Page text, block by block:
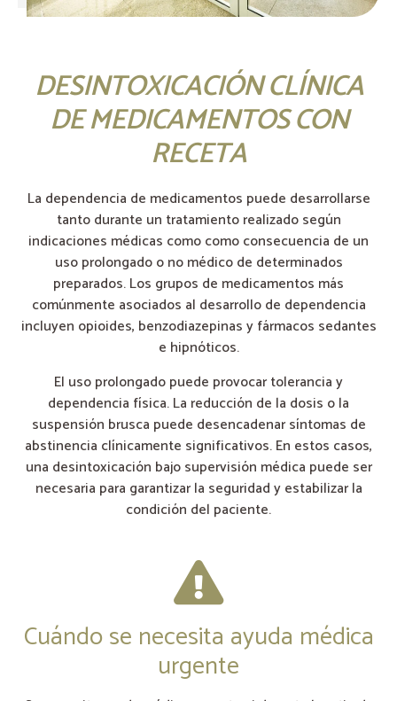
DESINTOXICACIÓN CLÍNICA
DE MEDICAMENTOS CON
RECETA
La dependencia de medicamentos puede desarrollarse
tanto durante un tratamiento realizado según
indicaciones médicas como como consecuencia de un
uso prolongado o no médico de determinados
preparados. Los grupos de medicamentos más
comúnmente asociados al desarrollo de dependencia
incluyen opioides, benzodiazepinas y fármacos sedantes
e hipnóticos.
El uso prolongado puede provocar tolerancia y
dependencia física. La reducción de la dosis o la
suspensión brusca puede desencadenar síntomas de
abstinencia clínicamente significativos. En estos casos,
una desintoxicación bajo supervisión médica puede ser
necesaria para garantizar la seguridad y estabilizar la
condición del paciente.
Cuándo se necesita ayuda médica
urgente